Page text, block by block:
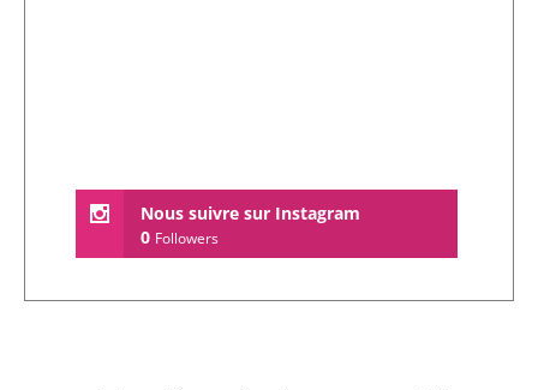
Nous suivre sur Instagram
0 Followers